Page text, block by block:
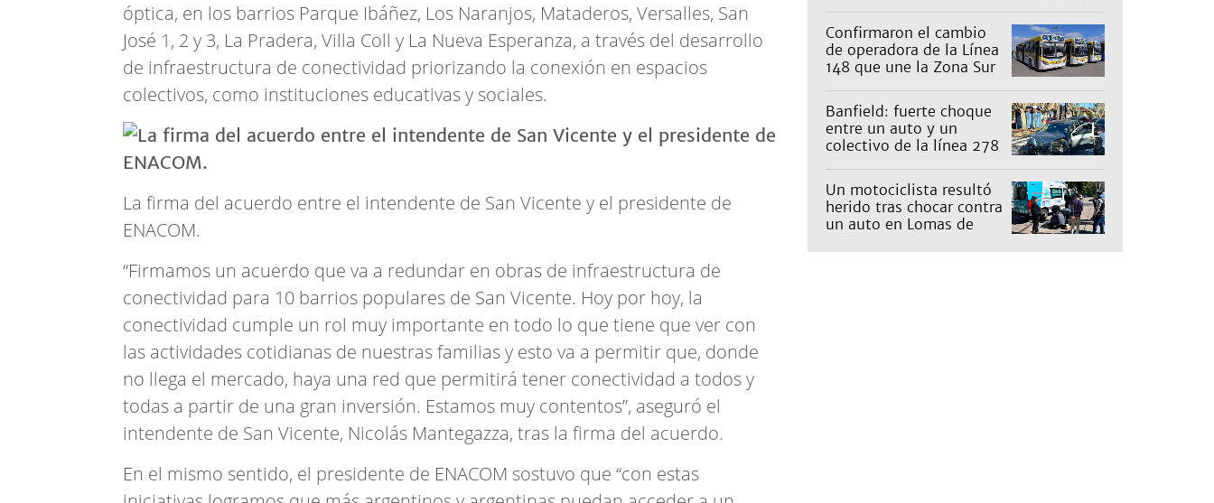
óptica, en los barrios Parque Ibáñez, Los Naranjos, Mataderos, Versalles, San
José 1, 2 y 3, La Pradera, Villa Coll y La Nueva Esperanza, a través del desarrollo
de infraestructura de conectividad priorizando la conexión en espacios
colectivos, como instituciones educativas y sociales.
La firma del acuerdo entre el intendente de San Vicente y el presidente de
ENACOM.
“Firmamos un acuerdo que va a redundar en obras de infraestructura de
conectividad para 10 barrios populares de San Vicente. Hoy por hoy, la
conectividad cumple un rol muy importante en todo lo que tiene que ver con
las actividades cotidianas de nuestras familias y esto va a permitir que, donde
no llega el mercado, haya una red que permitirá tener conectividad a todos y
todas a partir de una gran inversión. Estamos muy contentos”, aseguró el
intendente de San Vicente, Nicolás Mantegazza, tras la firma del acuerdo.
En el mismo sentido, el presidente de ENACOM sostuvo que “con estas
millones
Confirmaron el cambio
de operadora de la Línea
148 que une la Zona Sur
los recorridos
Banfield: fuerte choque
entre un auto y un
colectivo de la línea 278
Un motociclista resultó
herido tras chocar contra
un auto en Lomas de